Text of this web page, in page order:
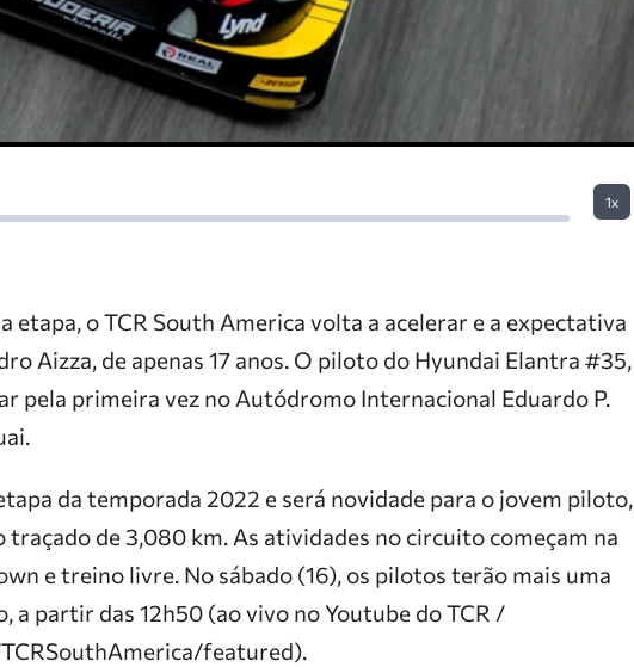
1x
etapa, o TCR South America volta a acelerar e a expectativa
Aizza, de apenas 17 anos. O piloto do Hyundai Elantra #35,
pela primeira vez no Autódromo Internacional Eduardo P.
da temporada 2022 e será novidade para o jovem piloto,
de 3,080 km. As atividades no circuito começam na
e treino livre. No sábado (16), os pilotos terão mais uma
a partir das 12h50 (ao vivo no Youtube do TCR /
featured).